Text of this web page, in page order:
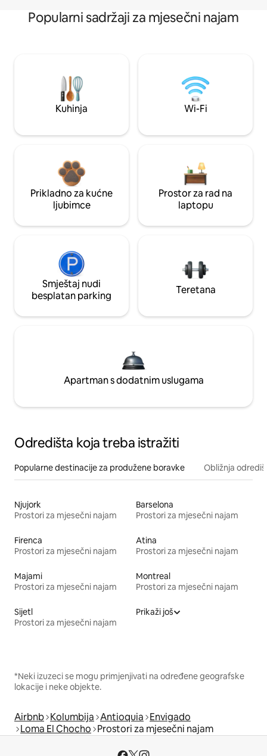
Popularni sadržaji za mjesečni najam
Kuhinja Wi-Fi
Prikladno za kućne
ljubimce
Prostor za rad na
laptopu
Smještaj nudi
besplatan parking
Teretana
Apartman s dodatnim uslugama
Odredišta koja treba istražiti
Popularne destinacije za produžene boravke Obližnja
Njujork
Prostori za mjesečni najam
Barselona
Prostori za mjesečni najam
Firenca
Prostori za mjesečni najam
Atina
Prostori za mjesečni najam
Majami
Prostori za mjesečni najam
Montreal
Prostori za mjesečni najam
Sijetl
Prostori za mjesečni najam
Prikaži još
*Neki izuzeci se mogu primjenjivati na određene geografske
lokacije i neke objekte.
Airbnb Kolumbija Antioquia Envigado
Loma El Chocho Prostori za mjesečni najam